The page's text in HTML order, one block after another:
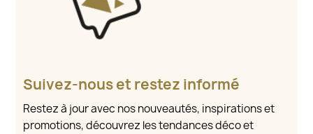
Suivez-nous et restez informé
Restez à jour avec nos nouveautés, inspirations et
promotions, découvrez les tendances déco et